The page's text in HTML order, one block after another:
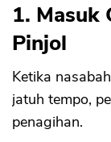
1. Masuk
Pinjol
Ketika
jatuh tempo,
penagihan.